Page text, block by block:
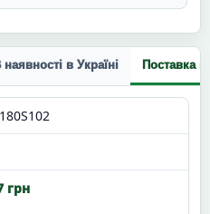
наявності в Україні Поставка
грн